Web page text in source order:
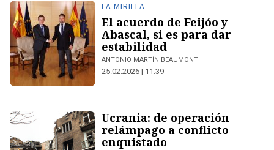
LA MIRILLA
El acuerdo de Feijóo y
Abascal, si es para dar
estabilidad
ANTONIO MARTÍN BEAUMONT
25.02.2026 | 11:39
Ucrania: de operación
relámpago a conflicto
enquistado